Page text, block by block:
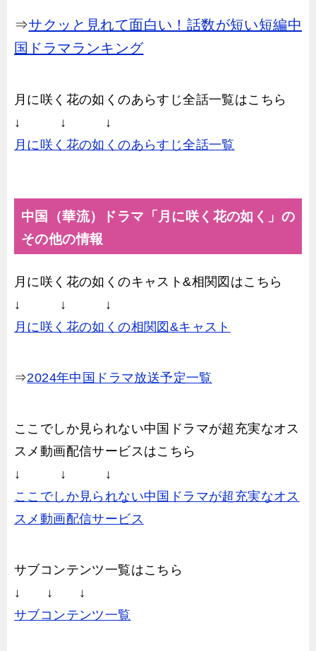
⇒サクッと見れて面白い！話数が短い短編中
国ドラマランキング
月に咲く花の如くのあらすじ全話一覧はこちら
↓ ↓ ↓
月に咲く花の如くのあらすじ全話一覧
中国（華流）ドラマ「月に咲く花の如く」の
その他の情報
月に咲く花の如くのキャスト&相関図はこちら
↓ ↓ ↓
月に咲く花の如くの相関図&キャスト
⇒2024年中国ドラマ放送予定一覧
ここでしか見られない中国ドラマが超充実なオス
スメ動画配信サービスはこちら
↓ ↓ ↓
ここでしか見られない中国ドラマが超充実なオス
スメ動画配信サービス
サブコンテンツ一覧はこちら
↓ ↓ ↓
サブコンテンツ一覧